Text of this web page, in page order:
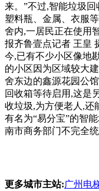
来。”不过,智能垃圾回
塑料瓶、金属、衣服
舍内,一居民正在使用
报齐鲁壹点记者 王皇
今,已有不少小区像地
的小区因为区域较大
舍东边的鑫源花园公
回收箱等待启用,这是
收垃圾,为方便老人,还
有名为“易分宝”的智
南市商务部门不完全
更多城市主站:广州电